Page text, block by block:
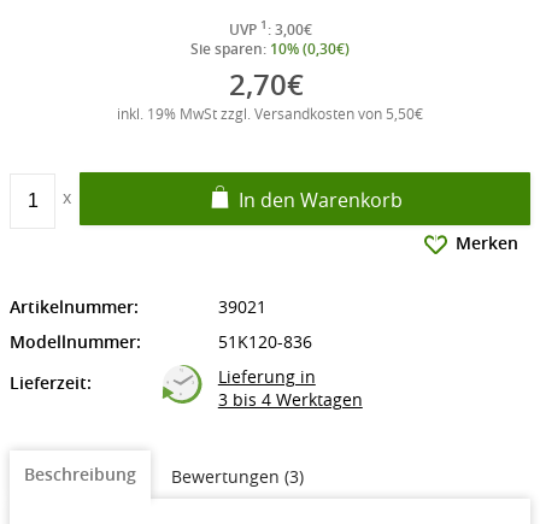
UVP 1 : 3,00€
Sie sparen: 10% (0,30€)
2,70€
inkl. 19% MwSt zzgl. Versandkosten von 5,50€
In den Warenkorb
Merken
Artikelnummer:
39021
Modellnummer:
51K120-836
Lieferzeit:
Lieferung in
3 bis 4 Werktagen
Beschreibung Bewertungen (3)